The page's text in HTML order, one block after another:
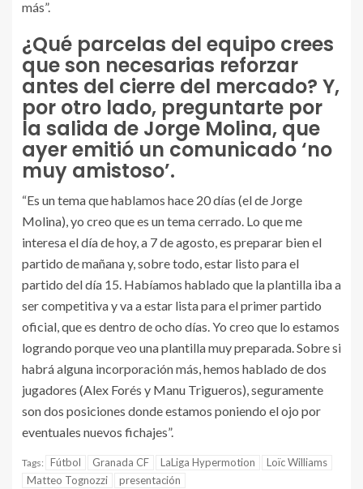
más”.
¿Qué parcelas del equipo crees
que son necesarias reforzar
antes del cierre del mercado? Y,
por otro lado, preguntarte por
la salida de Jorge Molina, que
ayer emitió un comunicado ‘no
muy amistoso’.
“Es un tema que hablamos hace 20 días (el de Jorge
Molina), yo creo que es un tema cerrado. Lo que me
interesa el día de hoy, a 7 de agosto, es preparar bien el
partido de mañana y, sobre todo, estar listo para el
partido del día 15. Habíamos hablado que la plantilla iba a
ser competitiva y va a estar lista para el primer partido
oficial, que es dentro de ocho días. Yo creo que lo estamos
logrando porque veo una plantilla muy preparada. Sobre si
habrá alguna incorporación más, hemos hablado de dos
jugadores (Alex Forés y Manu Trigueros), seguramente
son dos posiciones donde estamos poniendo el ojo por
eventuales nuevos fichajes”.
Tags: Fútbol Granada CF LaLiga Hypermotion
Loïc Williams
Matteo Tognozzi
presentación